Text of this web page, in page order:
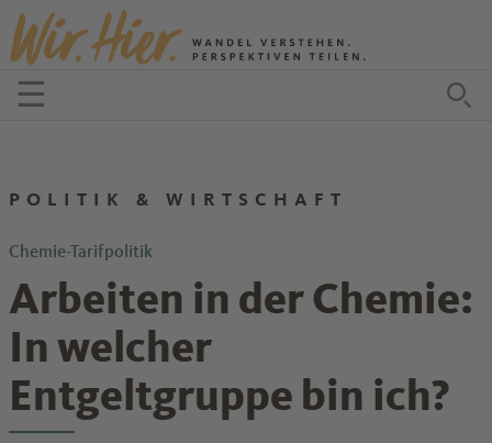
Zum Inhalt springen
☰Menü öffnen
POLITIK & WIRTSCHAFT
Chemie-Tarifpolitik
Arbeiten in der Chemie:
In welcher
Entgeltgruppe bin ich?